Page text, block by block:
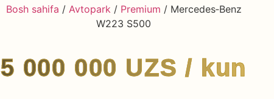
Bosh sahifa / Avtopark/ Premium / Mercedes‑Benz
W223 S500
5 000 000 UZS / kun